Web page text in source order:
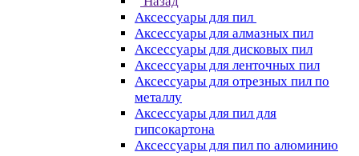
Аксессуары для пил
Аксессуары для алмазных пил
Аксессуары для дисковых пил
Аксессуары для ленточных пил
Аксессуары для отрезных пил по
металлу
Аксессуары для пил для
гипсокартона
Аксессуары для пил по алюминию